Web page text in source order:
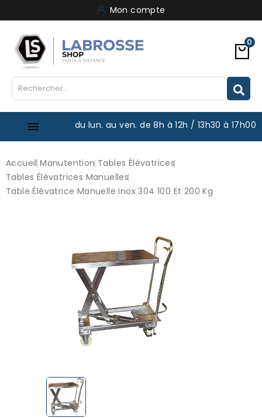
Mon compte
0
 du lun. au ven. de 8h à 12h / 13h30 à 17h00
Accueil Manutention Tables Élévatrices
Tables Élévatrices Manuelles
Table Élévatrice Manuelle Inox 304 100 Et 200 Kg